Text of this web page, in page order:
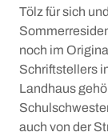
Tölzer
Tölzer
Pionier-
Flößerweg
Tölz für sich
noch im
Schriftstellers
Landhaus
auch von der